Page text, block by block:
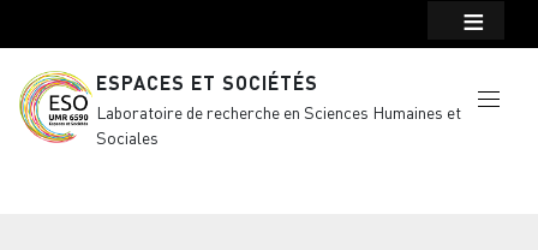
ESPACES ET SOCIÉTÉS
Laboratoire de recherche en Sciences Humaines et
Sociales